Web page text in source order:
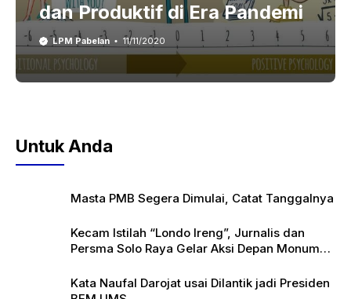
dan Produktif di Era Pandemi
LPM Pabelan 11/11/2020
Untuk Anda
Masta PMB Segera Dimulai, Catat Tanggalnya
Kecam Istilah “Londo Ireng”, Jurnalis dan
Persma Solo Raya Gelar Aksi Depan Monumen
Kata Naufal Darojat usai Dilantik jadi Presiden